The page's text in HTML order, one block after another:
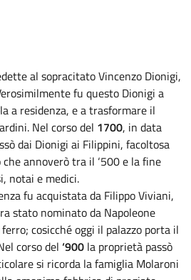
al sopracitato Vincenzo Dionigi,
fu questo Dionigi a
a residenza, e a trasformare il
Nel corso del 1700, in data
dai Dionigi ai Filippini, facoltosa
annoverò tra il ‘500 e la fine
notai e medici.
fu acquistata da Filippo Viviani,
stato nominato da Napoleone
cosicché oggi il palazzo porta il
corso del ‘900 la proprietà passò
si ricorda la famiglia Molaroni